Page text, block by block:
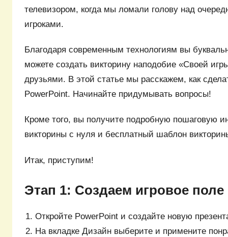
телевизором, когда мы ломали голову над
игроками.
Благодаря современным технологиям вы
можете создать викторину наподобие «Своей
друзьями. В этой статье мы расскажем, как
PowerPoint. Начинайте придумывать вопросы!
Кроме того, вы получите подробную пошаговую
викторины с нуля и бесплатный шаблон
Итак, приступим!
Этап 1: Создаем игровое поле
Откройте PowerPoint и создайте новую
На вкладке Дизайн выберите и примените